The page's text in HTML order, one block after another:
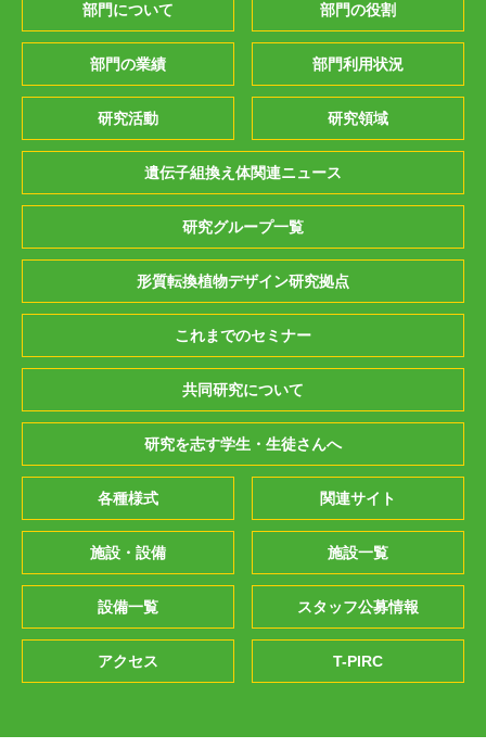
部門について 部門の役割
部門の業績 部門利用状況
研究活動 研究領域
遺伝子組換え体関連ニュース
研究グループ一覧
形質転換植物デザイン研究拠点
これまでのセミナー
共同研究について
研究を志す学生・生徒さんへ
各種様式 関連サイト
施設・設備 施設一覧
設備一覧 スタッフ公募情報
アクセス T-PIRC